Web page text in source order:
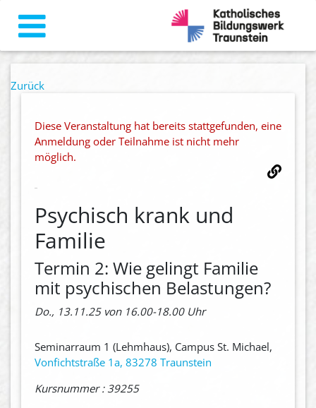
Zurück
Diese Veranstaltung hat bereits stattgefunden, eine
Anmeldung oder Teilnahme ist nicht mehr
möglich.
Psychisch krank und
Familie
Termin 2: Wie gelingt Familie
mit psychischen Belastungen?
Do., 13.11.25 von 16.00-18.00 Uhr
Seminarraum 1 (Lehmhaus), Campus St. Michael,
Vonfichtstraße 1a, 83278 Traunstein
Kursnummer : 39255